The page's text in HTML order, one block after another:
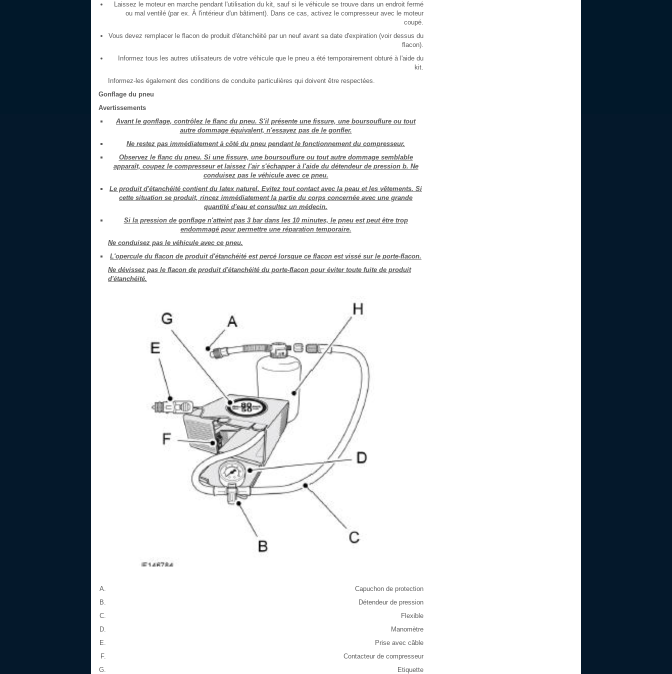
Laissez le moteur en marche pendant l'utilisation du kit, sauf si le véhicule se trouve dans un endroit fermé
ou mal ventilé (par ex. À l'intérieur d'un bâtiment). Dans ce cas, activez le compresseur avec le moteur
coupé.
Vous devez remplacer le flacon de produit d'étanchéité par un neuf avant sa date d'expiration (voir dessus du
flacon).
Informez tous les autres utilisateurs de votre véhicule que le pneu a été temporairement obturé à l'aide du
kit.
Informez-les également des conditions de conduite particulières qui doivent être respectées.
Gonflage du pneu
Avertissements
Avant le gonflage, contrôlez le flanc du pneu. S'il présente une fissure, une boursouflure ou tout
autre dommage équivalent, n'essayez pas de le gonfler.
Ne restez pas immédiatement à côté du pneu pendant le fonctionnement du compresseur.
Observez le flanc du pneu. Si une fissure, une boursouflure ou tout autre dommage semblable
apparaît, coupez le compresseur et laissez l'air s'échapper à l'aide du détendeur de pression b. Ne
conduisez pas le véhicule avec ce pneu.
Le produit d'étanchéité contient du latex naturel. Evitez tout contact avec la peau et les vêtements. Si
cette situation se produit, rincez immédiatement la partie du corps concernée avec une grande
quantité d'eau et consultez un médecin.
Si la pression de gonflage n'atteint pas 3 bar dans les 10 minutes, le pneu est peut être trop
endommagé pour permettre une réparation temporaire.
Ne conduisez pas le véhicule avec ce pneu.
L'opercule du flacon de produit d'étanchéité est percé lorsque ce flacon est vissé sur le porte-flacon.
Ne dévissez pas le flacon de produit d'étanchéité du porte-flacon pour éviter toute fuite de produit
d'étanchéité.
Capuchon de protection
Détendeur de pression
Flexible
Manomètre
Prise avec câble
Contacteur de compresseur
Etiquette